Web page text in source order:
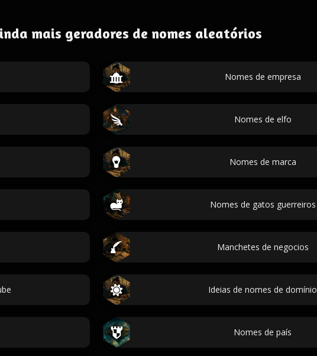
mais geradores de nomes aleatórios
Nomes de empresa
Nomes de elfo
Nomes de marca
Nomes de gatos guerreiros
Manchetes de negocios
Ideias de nomes de domínio
Nomes de país